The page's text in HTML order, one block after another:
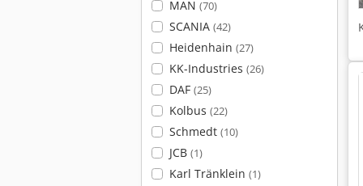
MAN (70)
SCANIA (42)
Heidenhain (27)
KK-Industries (26)
DAF (25)
Kolbus (22)
Schmedt (10)
JCB (1)
Karl Tränklein (1)